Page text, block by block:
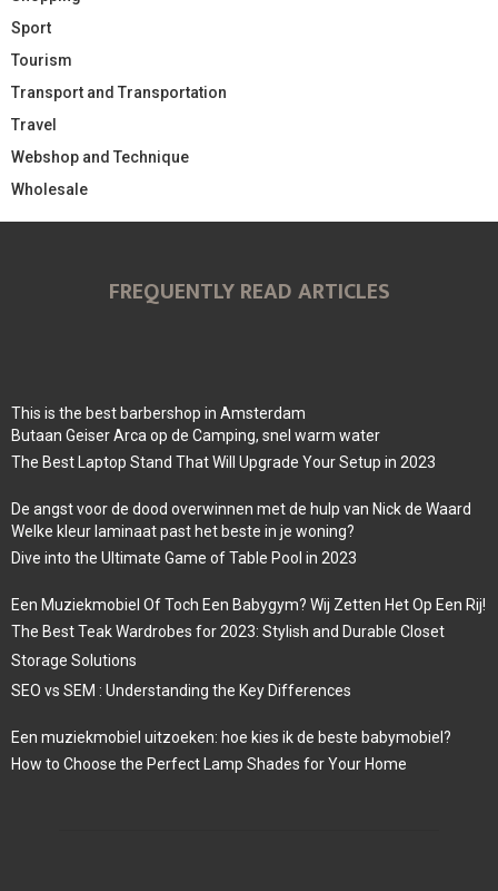
Sport
Tourism
Transport and Transportation
Travel
Webshop and Technique
Wholesale
FREQUENTLY READ ARTICLES
This is the best barbershop in Amsterdam
Butaan Geiser Arca op de Camping, snel warm water
The Best Laptop Stand That Will Upgrade Your Setup in 2023
De angst voor de dood overwinnen met de hulp van Nick de Waard
Welke kleur laminaat past het beste in je woning?
Dive into the Ultimate Game of Table Pool in 2023
Een Muziekmobiel Of Toch Een Babygym? Wij Zetten Het Op Een Rij!
The Best Teak Wardrobes for 2023: Stylish and Durable Closet
Storage Solutions
SEO vs SEM : Understanding the Key Differences
Een muziekmobiel uitzoeken: hoe kies ik de beste babymobiel?
How to Choose the Perfect Lamp Shades for Your Home